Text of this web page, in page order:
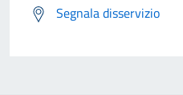
Segnala disservizio